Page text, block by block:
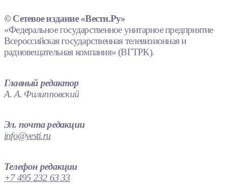
© Сетевое издание «Вести.Ру»
«Федеральное государственное унитарное предприятие
Всероссийская государственная телевизионная и
радиовещательная компания» (ВГТРК).
Главный редактор
А. А. Филипповский
Эл. почта редакции
info@vesti.ru
Телефон редакции
+7 495 232 63 33